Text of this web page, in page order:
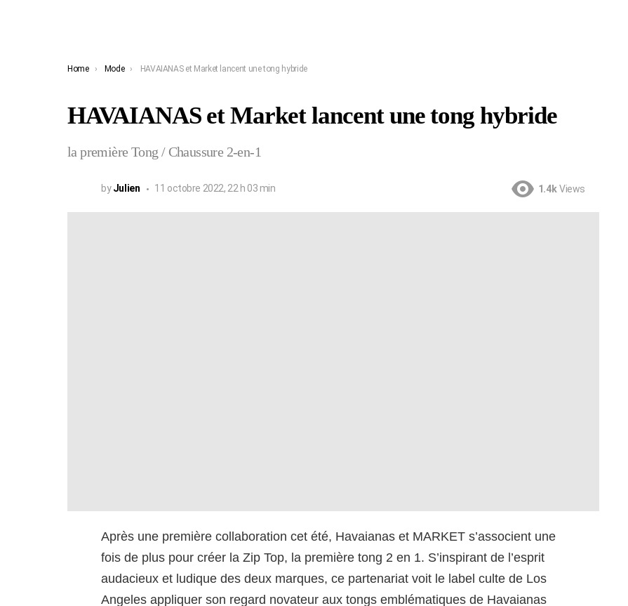
You are here:
Home Mode HAVAIANAS et Market lancent une tong hybride
HAVAIANAS et Market lancent une tong hybride
la première Tong / Chaussure 2-en-1
by Julien 11 octobre 2022, 22 h 03 min 1.4k Views
Après une première collaboration cet été, Havaianas et MARKET s’associent une
fois de plus pour créer la Zip Top, la première tong 2 en 1. S’inspirant de l’esprit
audacieux et ludique des deux marques, ce partenariat voit le label culte de Los
Angeles appliquer son regard novateur aux tongs emblématiques de Havaianas